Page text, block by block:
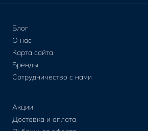
Блог
О нас
Карта сайта
Бренды
Сотрудничество с нами
Акции
Доставка и оплата